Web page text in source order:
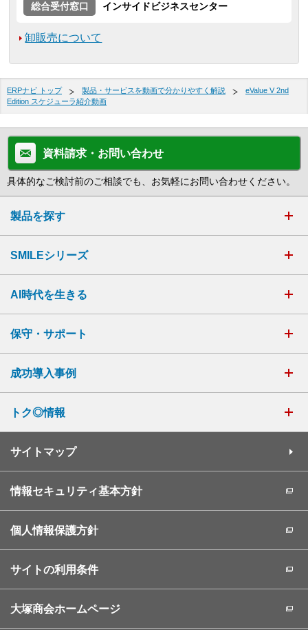
総合受付窓口
インサイドビジネスセンター
卸販売について
ERPナビ トップ 製品・サービスを動画で分かりやすく解説
eValue V 2nd
Edition スケジューラ紹介動画
資料請求・お問い合わせ
具体的なご検討前のご相談でも、お気軽にお問い合わせください。
製品を探す
SMILEシリーズ
AI時代を生きる
保守・サポート
成功導入事例
トク◎情報
サイトマップ
情報セキュリティ基本方針
個人情報保護方針
サイトの利用条件
大塚商会ホームページ